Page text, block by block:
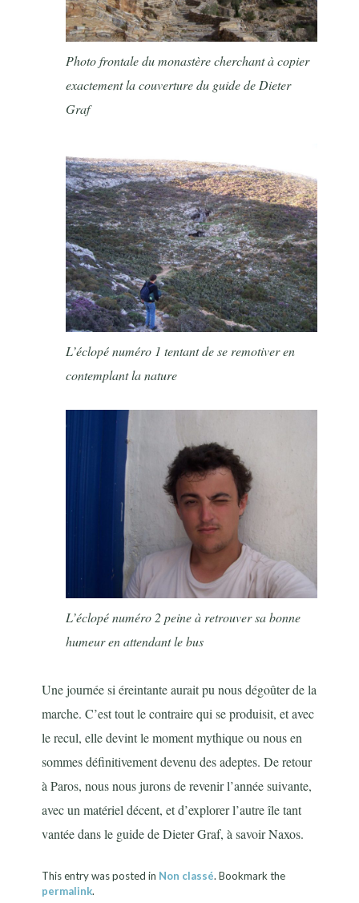
Photo frontale du monastère cherchant à copier
exactement la couverture du guide de Dieter
Graf
L’éclopé numéro 1 tentant de se remotiver en
contemplant la nature
L’éclopé numéro 2 peine à retrouver sa bonne
humeur en attendant le bus
Une journée si éreintante aurait pu nous dégoûter de la
marche. C’est tout le contraire qui se produisit, et avec
le recul, elle devint le moment mythique ou nous en
sommes définitivement devenu des adeptes. De retour
à Paros, nous nous jurons de revenir l’année suivante,
avec un matériel décent, et d’explorer l’autre île tant
vantée dans le guide de Dieter Graf, à savoir Naxos.
This entry was posted in Non classé. Bookmark the
permalink.